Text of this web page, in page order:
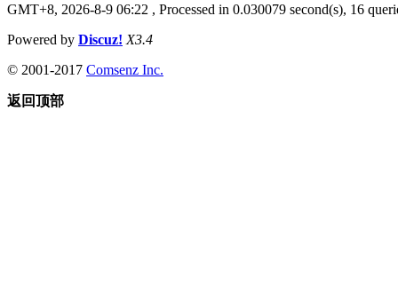
GMT+8, 2026-8-9 06:22 , Processed in 0.030079 second(s), 16
Powered by Discuz! X3.4
© 2001-2017 Comsenz Inc.
返回顶部